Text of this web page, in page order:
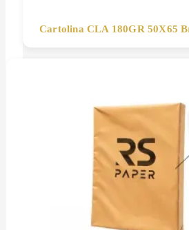
Cartolina CLA 180GR 50X65